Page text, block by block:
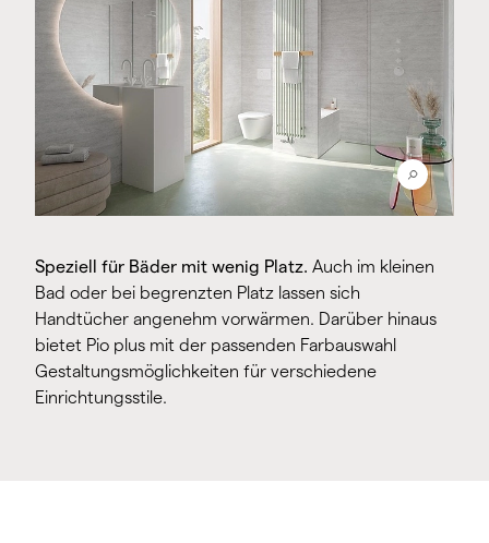
Speziell für Bäder mit wenig Platz. Auch im kleinen
Bad oder bei begrenzten Platz lassen sich
Handtücher angenehm vorwärmen. Darüber hinaus
bietet Pio plus mit der passenden Farbauswahl
Gestaltungsmöglichkeiten für verschiedene
Einrichtungsstile.